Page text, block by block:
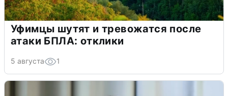
Уфимцы шутят и тревожатся после
атаки БПЛА: отклики
5 августа 1